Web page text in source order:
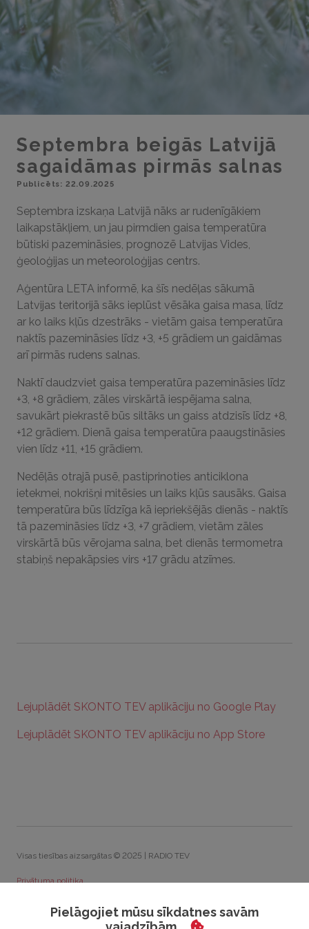
Septembra beigās Latvijā
sagaidāmas pirmās salnas
Publicēts: 22.09.2025
Septembra izskaņa Latvijā nāks ar rudenīgākiem
laikapstākļiem, un jau pirmdien gaisa temperatūra
būtiski pazemināsies, prognozē Latvijas Vides,
ģeoloģijas un meteoroloģijas centrs.
Aģentūra LETA informē, ka šīs nedēļas sākumā
Latvijas teritorijā sāks ieplūst vēsāka gaisa masa, līdz
ar ko laiks kļūs dzestrāks - vietām gaisa temperatūra
naktīs pazemināsies līdz +3, +5 grādiem un gaidāmas
arī pirmās rudens salnas.
Naktī daudzviet gaisa temperatūra pazemināsies līdz
+3, +8 grādiem, zāles virskārtā iespējama salna,
savukārt piekrastē būs siltāks un gaiss atdzisīs līdz +8,
+12 grādiem. Dienā gaisa temperatūra paaugstināsies
vien līdz +11, +15 grādiem.
Nedēļās otrajā pusē, pastiprinoties anticiklona
ietekmei, nokrišņi mitēsies un laiks kļūs sausāks. Gaisa
temperatūra būs līdzīga kā iepriekšējās dienās - naktīs
tā pazemināsies līdz +3, +7 grādiem, vietām zāles
virskārtā būs vērojama salna, bet dienās termometra
stabiņš nepakāpsies virs +17 grādu atzīmes.
Lejuplādēt SKONTO TEV aplikāciju no Google Play
Lejuplādēt SKONTO TEV aplikāciju no App Store
Visas tiesības aizsargātas © 2025 | RADIO TEV
Privātuma politika
Sīkdatņu politikaPielāgojiet mūsu sīkdatnes savām